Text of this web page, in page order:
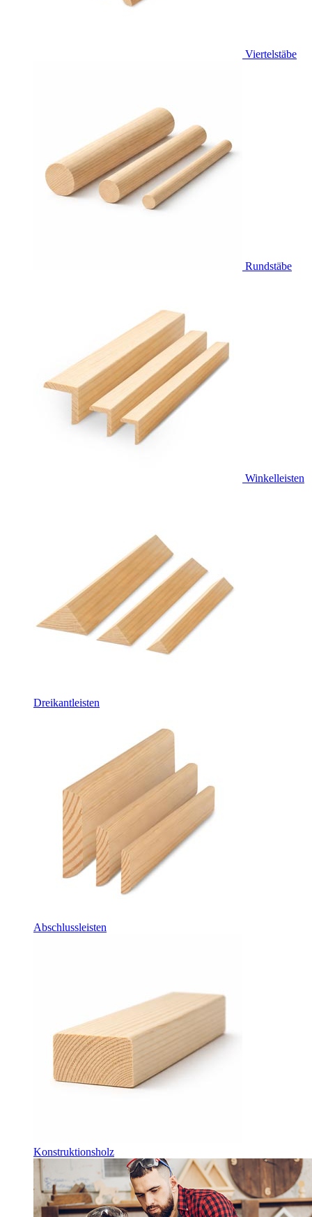
Viertelstäbe
Rundstäbe
Winkelleisten
Dreikantleisten
Abschlussleisten
Konstruktionsholz